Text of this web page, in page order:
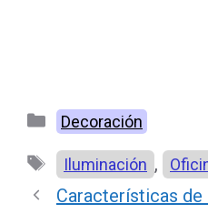
Categorías
Decoración
Etiquetas
Iluminación ,
Características